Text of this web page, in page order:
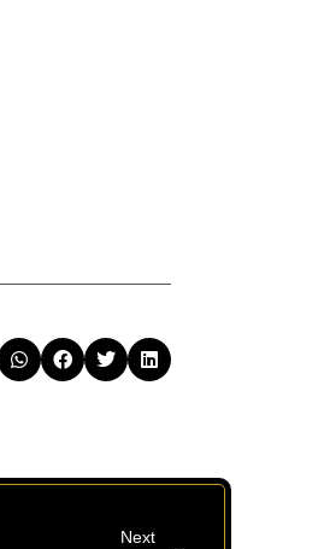
Next